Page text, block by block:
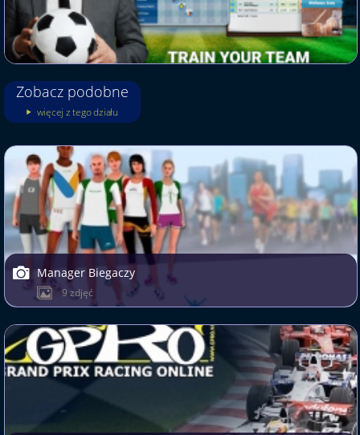
Zobacz podobne
więcej z tego działu
Manager Biegaczy
9 zdjęć